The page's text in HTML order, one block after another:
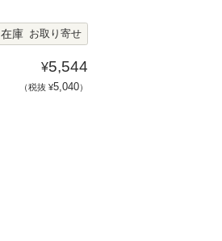
在庫 お取り寄せ
¥5,544
（税抜 ¥5,040）